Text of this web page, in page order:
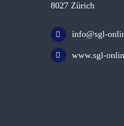
8027 Zürich
info@sgl-
www.sgl-